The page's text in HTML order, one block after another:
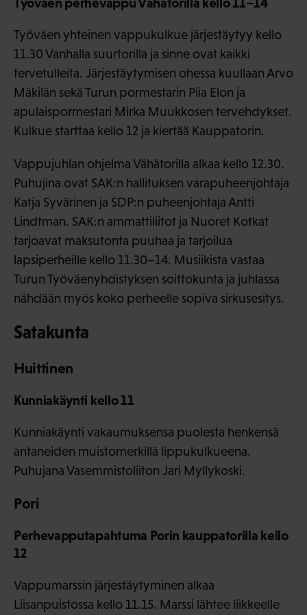
Työväen yhteinen vappukulkue järjestäytyy kello
11.30 Vanhalla suurtorilla ja sinne ovat kaikki
tervetulleita. Järjestäytymisen ohessa kuullaan Arvo
Mäkilän sekä Turun pormestarin Piia Elon ja
apulaispormestari Mirka Muukkosen tervehdykset.
Kulkue starttaa kello 12 ja kiertää Kauppatorin.
Vappujuhlan ohjelma Vähätorilla alkaa kello 12.30.
Puhujina ovat SAK:n hallituksen varapuheenjohtaja
Katja Syvärinen ja SDP:n puheenjohtaja Antti
Lindtman. SAK:n ammattiliitot ja Nuoret Kotkat
tarjoavat maksutonta puuhaa ja tarjoilua
lapsiperheille kello 11.30–14. Musiikista vastaa
Turun Työväenyhdistyksen soittokunta ja juhlassa
nähdään myös koko perheelle sopiva sirkusesitys.
Satakunta
Huittinen
Kunniakäynti kello 11
Kunniakäynti vakaumuksensa puolesta henkensä
antaneiden muistomerkillä lippukulkueena.
Puhujana Vasemmistoliiton Jari Myllykoski.
Pori
Perhevapputapahtuma Porin kauppatorilla kello
12
Vappumarssin järjestäytyminen alkaa
Liisanpuistossa kello 11.15. Marssi lähtee liikkeelle